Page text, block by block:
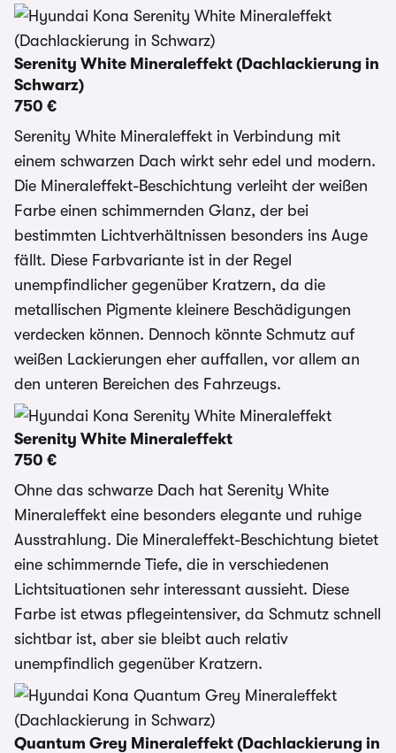
Serenity White Mineraleffekt (Dachlackierung in
Schwarz)
750 €
Serenity White Mineraleffekt in Verbindung mit
einem schwarzen Dach wirkt sehr edel und modern.
Die Mineraleffekt-Beschichtung verleiht der weißen
Farbe einen schimmernden Glanz, der bei
bestimmten Lichtverhältnissen besonders ins Auge
fällt. Diese Farbvariante ist in der Regel
unempfindlicher gegenüber Kratzern, da die
metallischen Pigmente kleinere Beschädigungen
verdecken können. Dennoch könnte Schmutz auf
weißen Lackierungen eher auffallen, vor allem an
den unteren Bereichen des Fahrzeugs.
Serenity White Mineraleffekt
750 €
Ohne das schwarze Dach hat Serenity White
Mineraleffekt eine besonders elegante und ruhige
Ausstrahlung. Die Mineraleffekt-Beschichtung bietet
eine schimmernde Tiefe, die in verschiedenen
Lichtsituationen sehr interessant aussieht. Diese
Farbe ist etwas pflegeintensiver, da Schmutz schnell
sichtbar ist, aber sie bleibt auch relativ
unempfindlich gegenüber Kratzern.
Quantum Grey Mineraleffekt (Dachlackierung in